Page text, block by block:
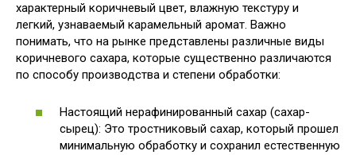
характерный коричневый цвет, влажную текстуру и
легкий, узнаваемый карамельный аромат. Важно
понимать, что на рынке представлены различные виды
коричневого сахара, которые существенно различаются
по способу производства и степени обработки:
Настоящий нерафинированный сахар (сахар-
сырец): Это тростниковый сахар, который прошел
минимальную обработку и сохранил естественную